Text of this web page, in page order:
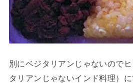
別にベジタリアンじゃないので
タリアンじゃないインド料理）